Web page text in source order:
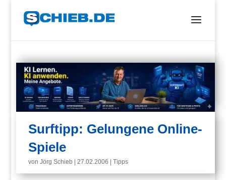
Surftipp: Gelungene Online-
Spiele
vonJörg Schieb |27.02.2006 |Tipps